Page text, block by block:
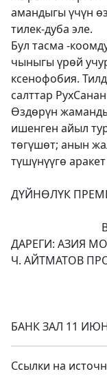
амандыгы үчүн
тилек-дуба эле.
Бул тасма -
чыныгы үрөй
ксенофобия.
салттар
Өздөрүн
ишенген айыл
төгүшөт; анын
түшүнүүгө
ДАРЕГИ: АЗИЯ
Ч.
БАНК ЗАЛ 11
Ссылки на